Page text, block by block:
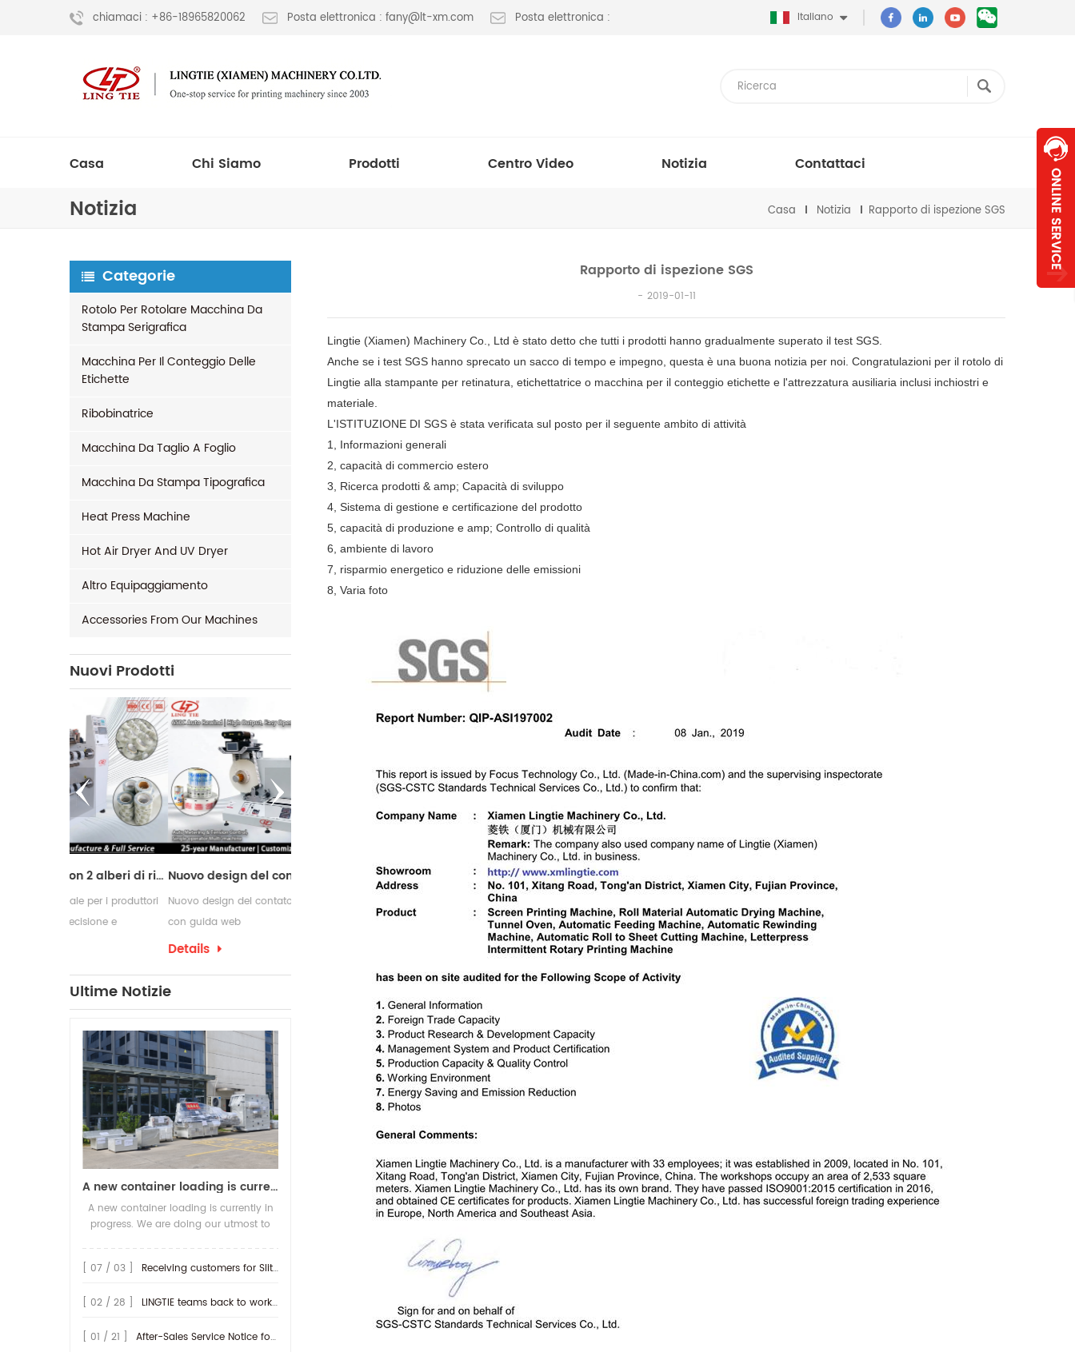
chiamaci : +86-18965820062 Posta elettronica : fany@lt-xm.com Posta elettronica : Italiano
Casa Chi Siamo Prodotti Centro Video Notizia Contattaci
Notizia Casa Notizia Rapporto di ispezione SGS
Categorie
Rotolo Per Rotolare Macchina Da
Stampa Serigrafica
Macchina Per Il Conteggio Delle
Etichette
Ribobinatrice
Macchina Da Taglio A Foglio
Macchina Da Stampa Tipografica
Heat Press Machine
Hot Air Dryer And UV Dryer
Altro Equipaggiamento
Accessories From Our Machines
Nuovi Prodotti
Nuovo design del contatore delle etichette con guida web
Nuovo design del contatore delle etichette
con guida web
ribobinatore ad eliminazione elettrostatica
Le macchine riavvolgitrici per etichette sono
comunemente utilizzate nei settori che
che spesso richiedono macchine ribobinatrici
per etichette a supporto della loro
Macchina da stampa UV roll to roll
La macchina serigrafica automatica roll to
roll comprende principalmente un
alimentatore, una stazione di serigrafia e un
l'essiccatore IR sono disponibili come opzione.
termico, è possibile aggiungere una
macchina per polveri alla linea di stampa.
Details
che cercano efficienza, precisione e
automazione nei loro processi di conversione
Details
Ultime Notizie
A new container loading is currently in progress.
A new container loading is currently in
progress. We are doing our utmost to
earliest possible time.
[ 07 / 03 ] Receiving customers for Slitting machine with differential Slip Shaft
[ 02 / 28 ] LINGTIE teams back to work at Feb.25th.
[ 01 / 21 ] After-Sales Service Notice for Turkey Region
Rapporto di ispezione SGS
2019-01-11
Lingtie (Xiamen) Machinery Co., Ltd è stato detto che tutti i prodotti hanno gradualmente superato il test SGS.
Anche se i test SGS hanno sprecato un sacco di tempo e impegno, questa è una buona notizia per noi. Congratulazioni per il rotolo di
Lingtie alla stampante per retinatura, etichettatrice o macchina per il conteggio etichette e l'attrezzatura ausiliaria inclusi inchiostri e
materiale.
L'ISTITUZIONE DI SGS è stata verificata sul posto per il seguente ambito di attività
1, Informazioni generali
2, capacità di commercio estero
3, Ricerca prodotti & amp; Capacità di sviluppo
4, Sistema di gestione e certificazione del prodotto
5, capacità di produzione e amp; Controllo di qualità
6, ambiente di lavoro
7, risparmio energetico e riduzione delle emissioni
8, Varia foto